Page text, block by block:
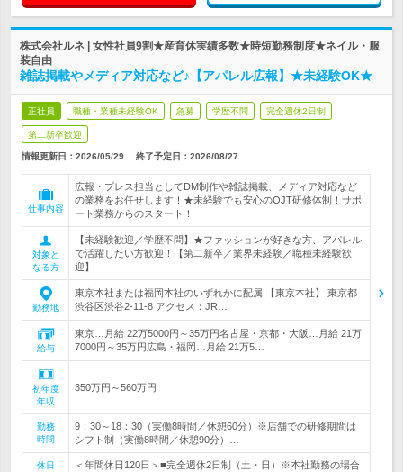
株式会社ルネ | 女性社員9割★産育休実績多数★時短勤務制度★ネイル・服
装自由
雑誌掲載やメディア対応など♪【アパレル広報】★未経験OK★
正社員 職種・業種未経験OK 急募 学歴不問 完全週休2日制
第二新卒歓迎
情報更新日：2026/05/29 終了予定日： 2026/08/27
仕事内容
広報・プレス担当としてDM制作や雑誌掲載、メディア対応など
の業務をお任せします！★未経験でも安心のOJT研修体制！サポ
ート業務からのスタート！
対象と
なる方
【未経験歓迎／学歴不問】★ファッションが好きな方、アパレル
で活躍したい方歓迎！【第二新卒／業界未経験／職種未経験歓
迎】
勤務地
東京本社または福岡本社のいずれかに配属 【東京本社】 東京都
渋谷区渋谷2-11-8 アクセス：JR…
給与
東京…月給 22万5000円～35万円名古屋・京都・大阪…月給 21万
7000円～35万円広島・福岡…月給 21万5…
初年度
年収
350万円～560万円
勤務
時間
9：30～18：30（実働8時間／休憩60分）※店舗での研修期間は
シフト制（実働8時間／休憩90分）…
休日
＜年間休日120日＞■完全週休2日制（土・日）※本社勤務の場合